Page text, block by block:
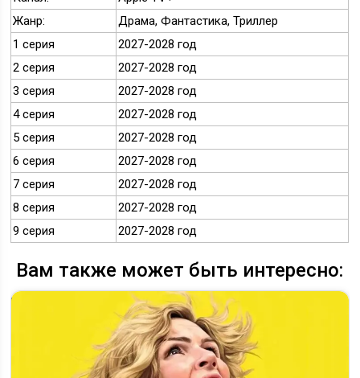
Жанр:
Драма, Фантастика, Триллер
1 серия
2027-2028 год
2 серия
2027-2028 год
3 серия
2027-2028 год
4 серия
2027-2028 год
5 серия
2027-2028 год
6 серия
2027-2028 год
7 серия
2027-2028 год
8 серия
2027-2028 год
9 серия
2027-2028 год
Вам также может быть интересно: